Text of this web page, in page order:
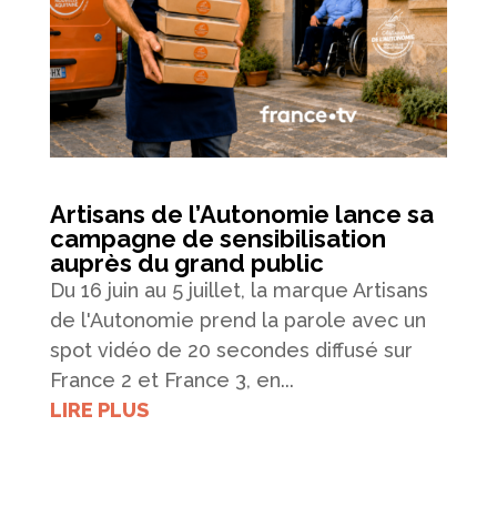
Artisans de l’Autonomie lance sa
campagne de sensibilisation
auprès du grand public
Du 16 juin au 5 juillet, la marque Artisans
de l'Autonomie prend la parole avec un
spot vidéo de 20 secondes diffusé sur
France 2 et France 3, en...
LIRE PLUS